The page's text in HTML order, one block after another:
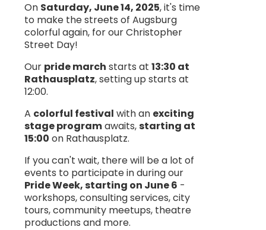
On Saturday, June 14, 2025, it's time
to make the streets of Augsburg
colorful again, for our Christopher
Street Day!
Our pride march starts at 13:30 at
Rathausplatz, setting up starts at
12:00.
A colorful festival with an exciting
stage programawaits,starting at
15:00 on Rathausplatz.
If you can't wait, there will be a lot of
events to participate in during our
Pride Week, starting on June 6 -
workshops, consulting services, city
tours, community meetups, theatre
productions and more.